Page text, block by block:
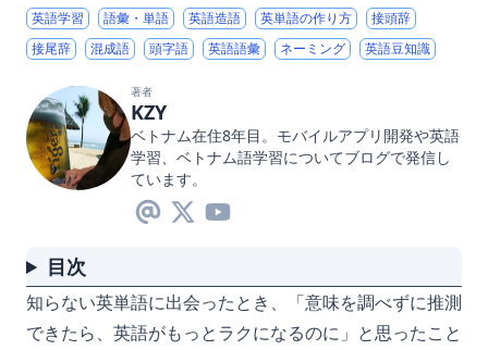
英語学習 語彙・単語 英語造語 英単語の作り方
接頭辞
接尾辞
混成語 頭字語 英語語彙 ネーミング 英語豆知識
著者
KZY
ベトナム在住8年目。モバイルアプリ開発や英語
学習、ベトナム語学習についてブログで発信し
ています。
目次
知らない英単語に出会ったとき、「意味を調べずに推測
できたら、英語がもっとラクになるのに」と思ったこと